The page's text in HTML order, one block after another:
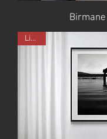
Limité